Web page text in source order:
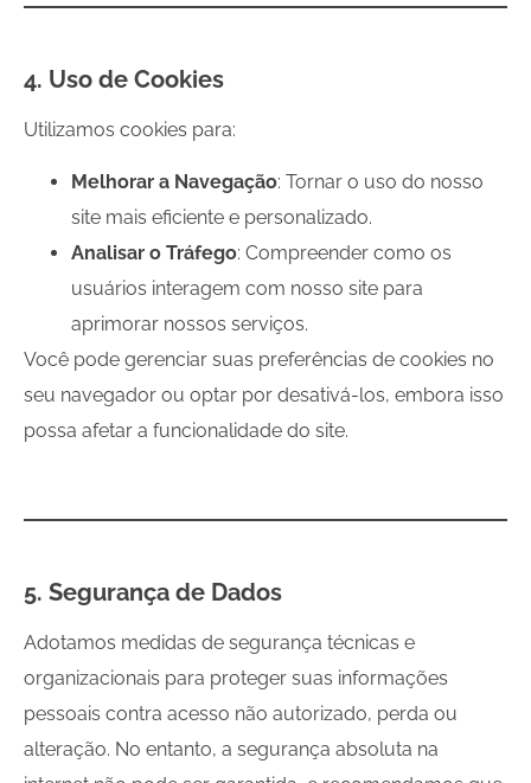
4. Uso de Cookies
Utilizamos cookies para:
Melhorar a Navegação: Tornar o uso do nosso
site mais eficiente e personalizado.
Analisar o Tráfego: Compreender como os
usuários interagem com nosso site para
aprimorar nossos serviços.
Você pode gerenciar suas preferências de cookies no
seu navegador ou optar por desativá-los, embora isso
possa afetar a funcionalidade do site.
5. Segurança de Dados
Adotamos medidas de segurança técnicas e
organizacionais para proteger suas informações
pessoais contra acesso não autorizado, perda ou
alteração. No entanto, a segurança absoluta na